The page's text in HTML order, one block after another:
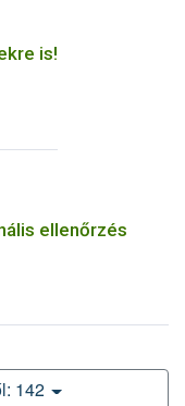
is!
ellenőrzés
142